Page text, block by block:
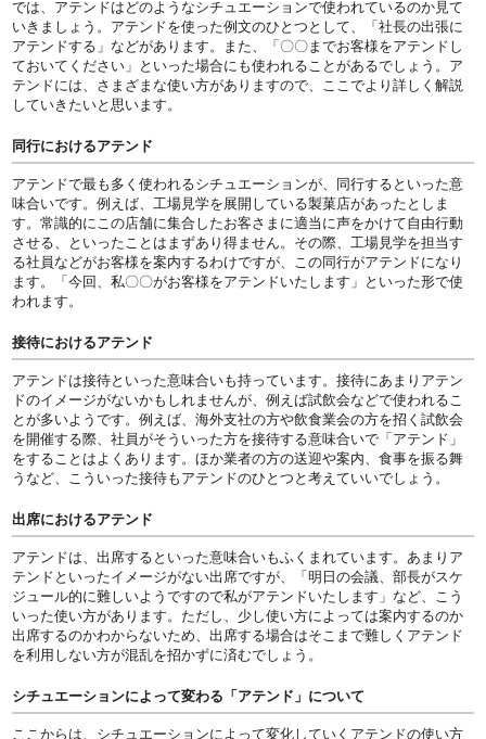
では、アテンドはどのようなシチュエーションで使われているのか見て
いきましょう。アテンドを使った例文のひとつとして、「社長の出張に
アテンドする」などがあります。また、「〇〇までお客様をアテンドし
ておいてください」といった場合にも使われることがあるでしょう。ア
テンドには、さまざまな使い方がありますので、ここでより詳しく解説
していきたいと思います。
同行におけるアテンド
アテンドで最も多く使われるシチュエーションが、同行するといった意
味合いです。例えば、工場見学を展開している製菓店があったとしま
す。常識的にこの店舗に集合したお客さまに適当に声をかけて自由行動
させる、といったことはまずあり得ません。その際、工場見学を担当す
る社員などがお客様を案内するわけですが、この同行がアテンドになり
ます。「今回、私〇〇がお客様をアテンドいたします」といった形で使
われます。
接待におけるアテンド
アテンドは接待といった意味合いも持っています。接待にあまりアテン
ドのイメージがないかもしれませんが、例えば試飲会などで使われるこ
とが多いようです。例えば、海外支社の方や飲食業会の方を招く試飲会
を開催する際、社員がそういった方を接待する意味合いで「アテンド」
をすることはよくあります。ほか業者の方の送迎や案内、食事を振る舞
うなど、こういった接待もアテンドのひとつと考えていいでしょう。
出席におけるアテンド
アテンドは、出席するといった意味合いもふくまれています。あまりア
テンドといったイメージがない出席ですが、「明日の会議、部長がスケ
ジュール的に難しいようですので私がアテンドいたします」など、こう
いった使い方があります。ただし、少し使い方によっては案内するのか
出席するのかわからないため、出席する場合はそこまで難しくアテンド
を利用しない方が混乱を招かずに済むでしょう。
シチュエーションによって変わる「アテンド」について
ここからは、シチュエーションによって変化していくアテンドの使い方